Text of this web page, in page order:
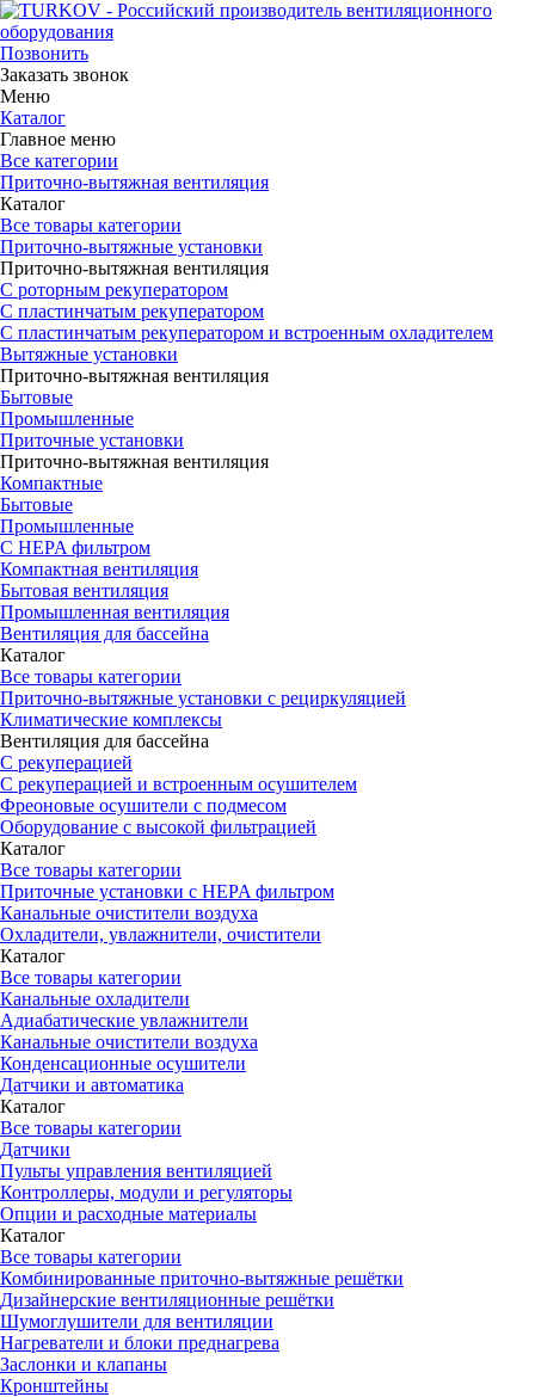
Позвонить
Заказать звонок
Меню
Каталог
Главное меню
Все категории
Приточно-вытяжная вентиляция
Каталог
Все товары категории
Приточно-вытяжные установки
Приточно-вытяжная вентиляция
С роторным рекуператором
С пластинчатым рекуператором
С пластинчатым рекуператором и встроенным охладителем
Вытяжные установки
Приточно-вытяжная вентиляция
Бытовые
Промышленные
Приточные установки
Приточно-вытяжная вентиляция
Компактные
Бытовые
Промышленные
С HEPA фильтром
Компактная вентиляция
Бытовая вентиляция
Промышленная вентиляция
Вентиляция для бассейна
Каталог
Все товары категории
Приточно-вытяжные установки с рециркуляцией
Климатические комплексы
Вентиляция для бассейна
С рекуперацией
С рекуперацией и встроенным осушителем
Фреоновые осушители с подмесом
Оборудование с высокой фильтрацией
Каталог
Все товары категории
Приточные установки c HEPA фильтром
Канальные очистители воздуха
Охладители, увлажнители, очистители
Каталог
Все товары категории
Канальные охладители
Адиабатические увлажнители
Канальные очистители воздуха
Конденсационные осушители
Датчики и автоматика
Каталог
Все товары категории
Датчики
Пульты управления вентиляцией
Контроллеры, модули и регуляторы
Опции и расходные материалы
Каталог
Все товары категории
Комбинированные приточно-вытяжные решётки
Дизайнерские вентиляционные решётки
Шумоглушители для вентиляции
Нагреватели и блоки преднагрева
Заслонки и клапаны
Кронштейны